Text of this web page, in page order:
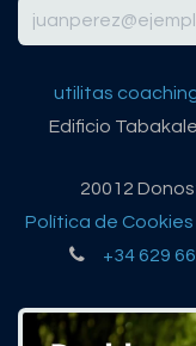
utilitas
Edificio
20012
Política de Cookies
+34 629